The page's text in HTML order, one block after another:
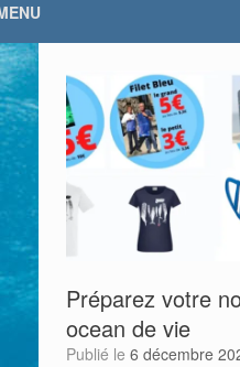
Préparez votre
ocean de vie
Publié le 6 décembre